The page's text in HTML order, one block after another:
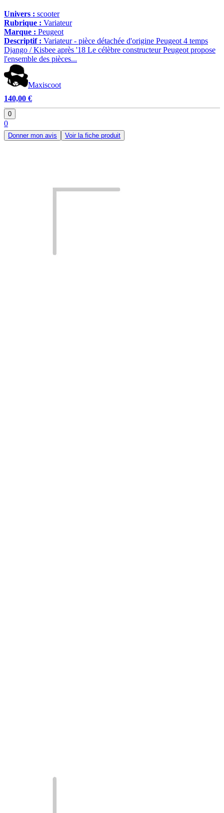
Univers : scooter
Rubrique : Variateur
Marque : Peugeot
Descriptif : Variateur - pièce détachée d'origine Peugeot 4 temps
Django / Kisbee après '18 Le célèbre constructeur Peugeot propose
l'ensemble des pièces...
Maxiscoot
140,00 €
0
0
Donner mon avis Voir la fiche produit